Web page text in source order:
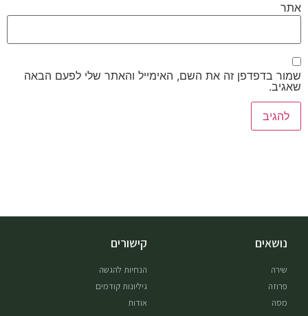
אתר
שמור בדפדפן זה את השם, האימייל והאתר שלי לפעם הבאה
שאגיב.
נושאים
שירה
פרוזה
מסה
קישורים
הנחיות להגשה
גיליונות קודמים
אודות